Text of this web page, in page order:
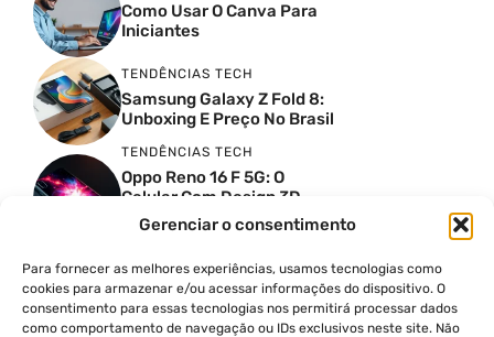
Gerenciar o consentimento
Para fornecer as melhores experiências, usamos tecnologias como
cookies para armazenar e/ou acessar informações do dispositivo. O
consentimento para essas tecnologias nos permitirá processar dados
como comportamento de navegação ou IDs exclusivos neste site. Não
Como Usar O Canva Para
Iniciantes
TENDÊNCIAS TECH
Samsung Galaxy Z Fold 8:
Unboxing E Preço No Brasil
TENDÊNCIAS TECH
Oppo Reno 16 F 5G: O
Celular Com Design 3D
Surreal E Câmeras De 50
MP
PRODUTIVIDADE DIGITAL
Faca Isso Agora Para Uma
Siri Melhor